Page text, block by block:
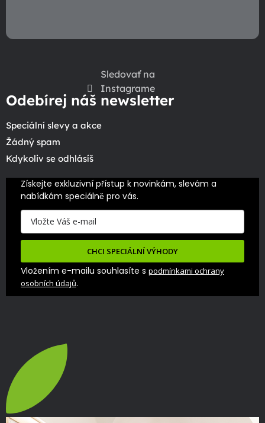
Sledovať na
Instagrame
Odebírej náš newsletter
Speciální slevy a akce
Žádný spam
Kdykoliv se odhlásíš
Získejte exkluzivní přístup k novinkám, slevám a
nabídkám speciálně pro vás.
CHCI SPECIÁLNÍ VÝHODY
Vložením e-mailu souhlasíte s podmínkami ochrany
osobních údajů.